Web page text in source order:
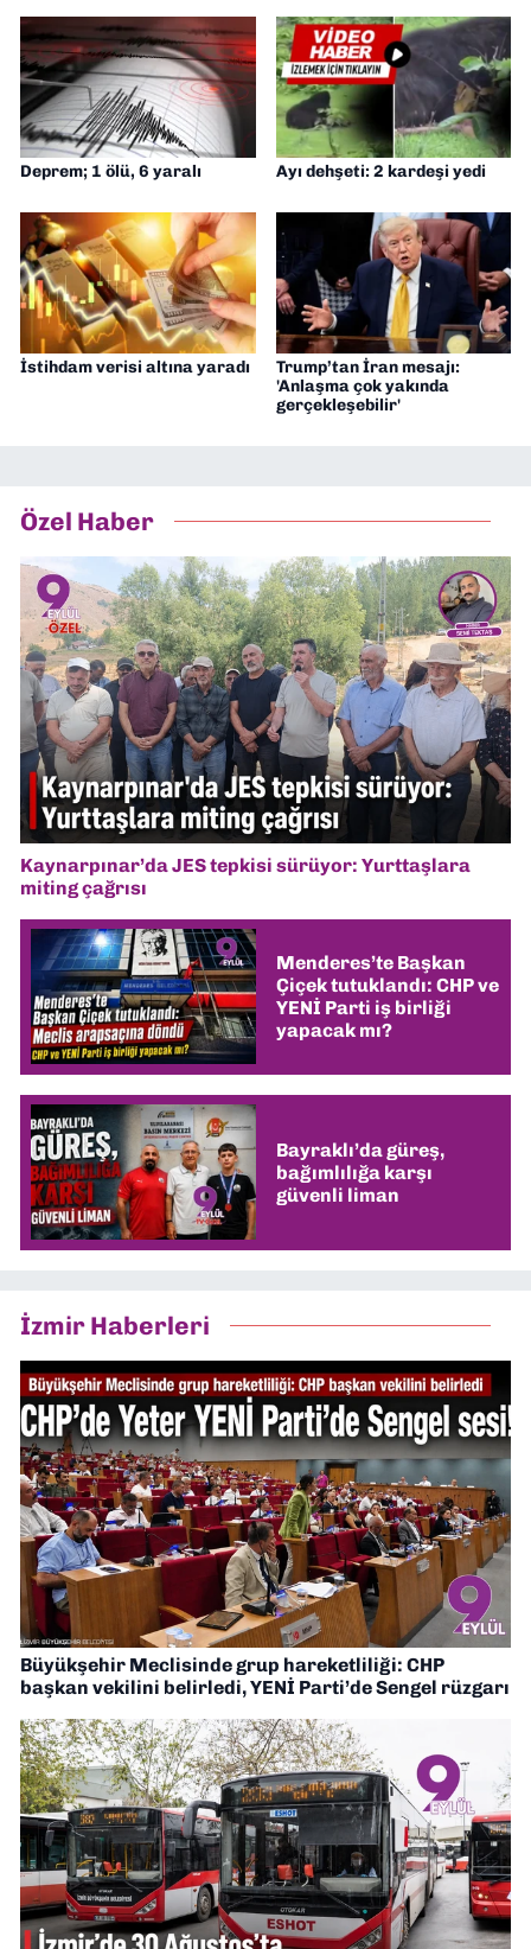
Deprem; 1 ölü, 6 yaralı Ayı dehşeti: 2 kardeşi yedi
İstihdam verisi altına yaradı
Trump’tan İran mesajı:
'Anlaşma çok yakında
gerçekleşebilir'
Özel Haber
Kaynarpınar’da JES tepkisi sürüyor: Yurttaşlara
miting çağrısı
Menderes’te Başkan
Çiçek tutuklandı: CHP ve
YENİ Parti iş birliği
yapacak mı?
Bayraklı’da güreş,
bağımlılığa karşı
güvenli liman
İzmir Haberleri
Büyükşehir Meclisinde grup hareketliliği: CHP
başkan vekilini belirledi, YENİ Parti’de Sengel rüzgarı